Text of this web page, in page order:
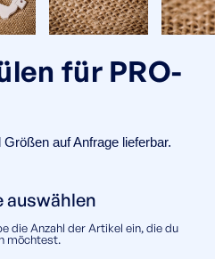
für PRO-
auf Anfrage lieferbar.
auswählen
die Anzahl der Artikel ein, die du
möchtest.